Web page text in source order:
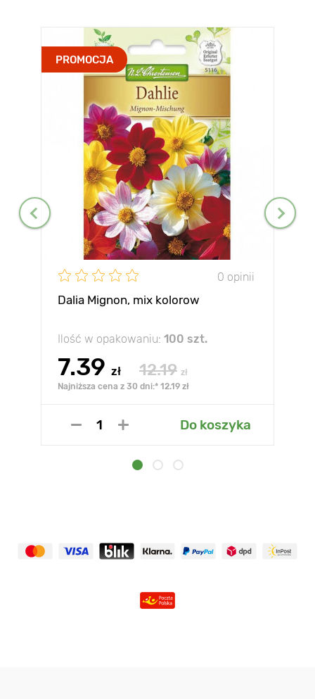
PROMOCJA
0 opinii
Dalia Mignon, mix kolorow
Ilość w opakowaniu: 100 szt.
7.39 zł 12.19 zł
Najniższa cena z 30 dni:* 12.19 zł
Do koszyka